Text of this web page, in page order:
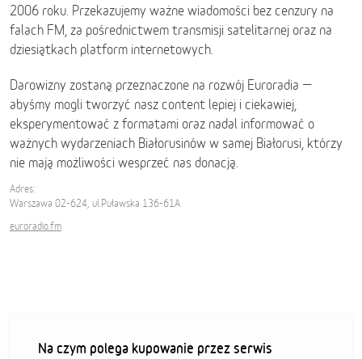
2006 roku. Przekazujemy ważne wiadomości bez cenzury na
falach FM, za pośrednictwem transmisji satelitarnej oraz na
dziesiątkach platform internetowych.
Darowizny zostaną przeznaczone na rozwój Euroradia —
abyśmy mogli tworzyć nasz content lepiej i ciekawiej,
eksperymentować z formatami oraz nadal informować o
ważnych wydarzeniach Białorusinów w samej Białorusi, którzy
nie mają możliwości wesprzeć nas donacją.
Adres:
Warszawa 02-624, ul.Puławska 136-61A
euroradio.fm
Na czym polega kupowanie przez serwis